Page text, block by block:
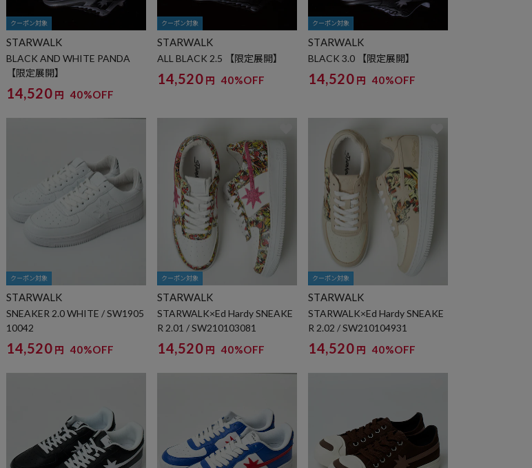
クーポン対象
STARWALK
BLACK AND WHITE PANDA
【限定展開】
14,520 円 40%OFF
クーポン対象
STARWALK
ALL BLACK 2.5 【限定展開】
14,520 円 40%OFF
クーポン対象
STARWALK
BLACK 3.0 【限定展開】
14,520 円 40%OFF
クーポン対象
STARWALK
SNEAKER 2.0 WHITE / SW1905
10042
14,520 円 40%OFF
クーポン対象
STARWALK
STARWALK×Ed Hardy SNEAKE
R 2.01 / SW210103081
14,520 円 40%OFF
クーポン対象
STARWALK
STARWALK×Ed Hardy SNEAKE
R 2.02 / SW210104931
14,520 円 40%OFF